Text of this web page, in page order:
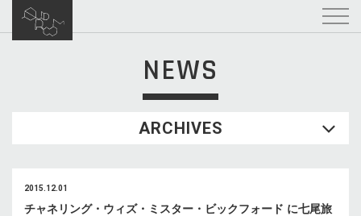
NEWS
ARCHIVES
2015.12.01
チャネリング・ウィズ・ミスター・ビックフォード に七尾旅